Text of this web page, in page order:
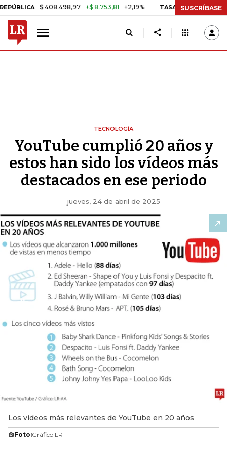
$ 408.498,97 +$ 8.753,81 +2,19% TASA DE USURA CRÉDITO
SUSCRÍBASE
TECNOLOGÍA
YouTube cumplió 20 años y
estos han sido los vídeos más
destacados en ese periodo
jueves, 24 de abril de 2025
Los vídeos más relevantes de YouTube en 20 años
Foto:Gráfico LR